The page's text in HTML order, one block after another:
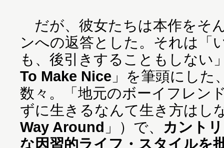
だが、彼女たちは本作をそ
ンへの返答とした。それは「
も、後引きすることもしない
To Make Nice 」を筆頭にした
数々。「地元のボーイフレン
ずに生きるなんて生き方はし
Way Around 」）で、 カント
な因習的ライフ・スタイルを